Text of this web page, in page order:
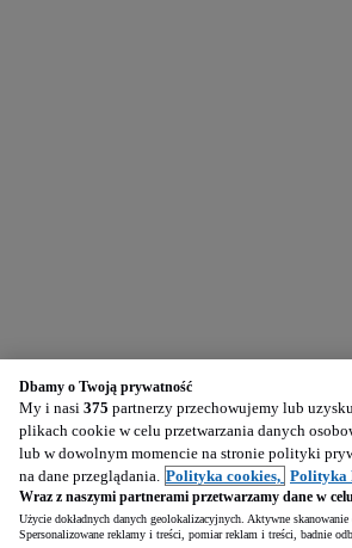
Dbamy o Twoją prywatność
My i nasi 375 partnerzy przechowujemy lub
plikach cookie w celu przetwarzania danych
lub w dowolnym momencie na stronie polityki
na dane przeglądania. Polityka cookies, Polityka
Wraz z naszymi partnerami przetwarzamy dane w
Użycie dokładnych danych geolokalizacyjnych. Aktywne
Spersonalizowane reklamy i treści, pomiar reklam i treści, badnie